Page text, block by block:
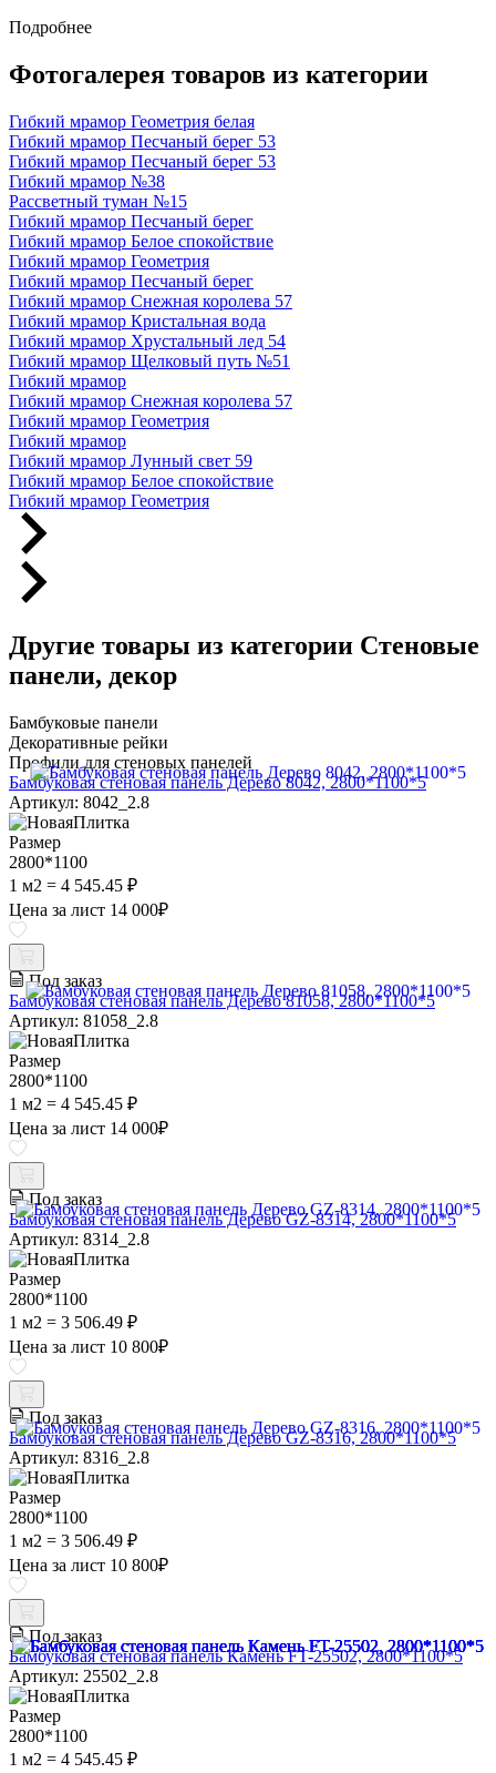
Подробнее
Фотогалерея товаров из категории
Гибкий мрамор Геометрия белая
Гибкий мрамор Песчаный берег 53
Гибкий мрамор Песчаный берег 53
Гибкий мрамор №38
Рассветный туман №15
Гибкий мрамор Песчаный берег
Гибкий мрамор Белое спокойствие
Гибкий мрамор Геометрия
Гибкий мрамор Песчаный берег
Гибкий мрамор Снежная королева 57
Гибкий мрамор Кристальная вода
Гибкий мрамор Хрустальный лед 54
Гибкий мрамор Щелковый путь №51
Гибкий мрамор
Гибкий мрамор Снежная королева 57
Гибкий мрамор Геометрия
Гибкий мрамор
Гибкий мрамор Лунный свет 59
Гибкий мрамор Белое спокойствие
Гибкий мрамор Геометрия
Другие товары из категории Стеновые
панели, декор
Бамбуковые панели
Декоративные рейки
Профили для стеновых панелей
Бамбуковая стеновая панель Дерево 8042, 2800*1100*5
Артикул: 8042_2.8
Размер
2800*1100
1 м2 = 4 545.45 ₽
Цена за лист 14 000₽
Под заказ
Бамбуковая стеновая панель Дерево 81058, 2800*1100*5
Артикул: 81058_2.8
Размер
2800*1100
1 м2 = 4 545.45 ₽
Цена за лист 14 000₽
Под заказ
Бамбуковая стеновая панель Дерево GZ-8314, 2800*1100*5
Артикул: 8314_2.8
Размер
2800*1100
1 м2 = 3 506.49 ₽
Цена за лист 10 800₽
Под заказ
Бамбуковая стеновая панель Дерево GZ-8316, 2800*1100*5
Артикул: 8316_2.8
Размер
2800*1100
1 м2 = 3 506.49 ₽
Цена за лист 10 800₽
Под заказ
Бамбуковая стеновая панель Камень FT-25502, 2800*1100*5
Артикул: 25502_2.8
Размер
2800*1100
1 м2 = 4 545.45 ₽